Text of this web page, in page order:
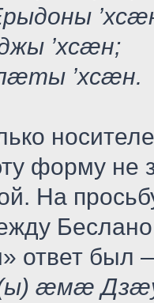
’хсæн;
’хсæн.
форму не
На
ответ был
æмæ